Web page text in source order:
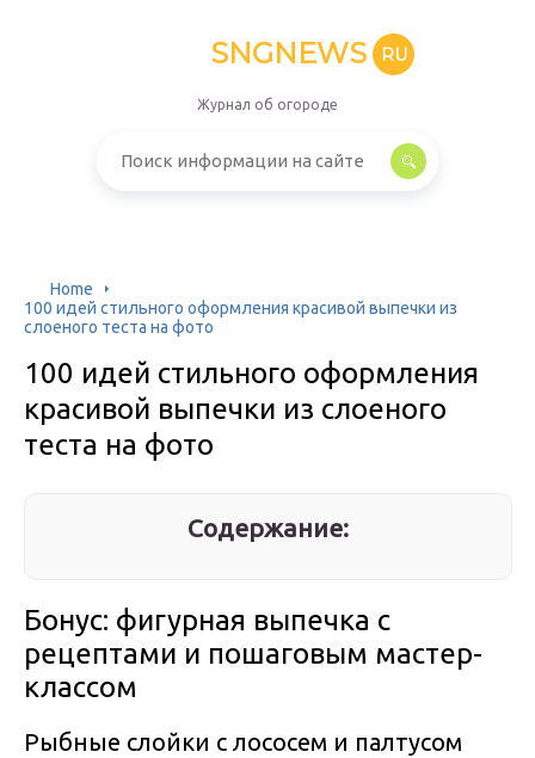
SNGNEWS RU
Журнал об огороде
Home
100 идей стильного оформления красивой выпечки из
слоеного теста на фото
100 идей стильного оформления
красивой выпечки из слоеного
теста на фото
Содержание:
Бонус: фигурная выпечка с
рецептами и пошаговым мастер-
классом
Рыбные слойки с лососем и палтусом